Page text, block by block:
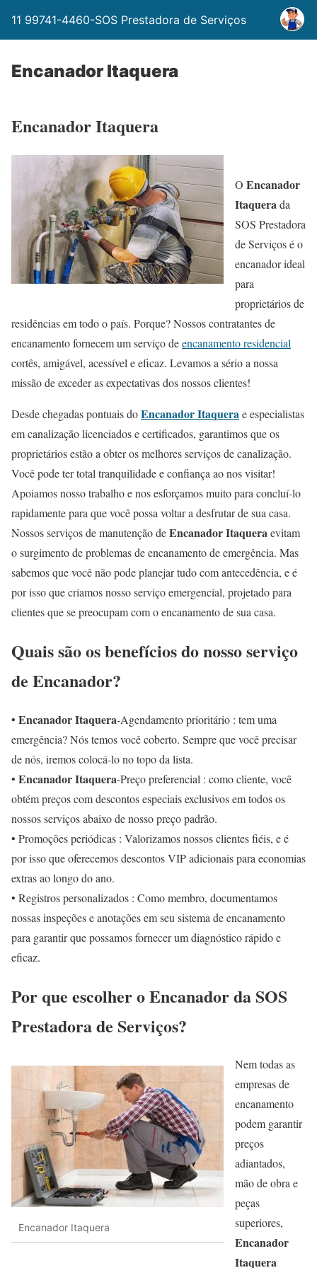
11 99741-4460-SOS Prestadora de Serviços
Encanador Itaquera
Encanador Itaquera
O Encanador
Itaquerada
SOS Prestadora
de Serviços é o
encanador ideal
para
proprietários de
residências em todo o país. Porque? Nossos contratantes de
encanamento fornecem um serviço deencanamento residencial
cortês, amigável, acessível e eficaz. Levamos a sério a nossa
missão de exceder as expectativas dos nossos clientes!
Desde chegadas pontuais doEncanador Itaquerae especialistas
em canalização licenciados e certificados, garantimos que os
proprietários estão a obter os melhores serviços de canalização.
Você pode ter total tranquilidade e confiança ao nos visitar!
Apoiamos nosso trabalho e nos esforçamos muito para concluí-lo
rapidamente para que você possa voltar a desfrutar de sua casa.
Nossos serviços de manutenção deEncanador Itaqueraevitam
o surgimento de problemas de encanamento de emergência. Mas
sabemos que você não pode planejar tudo com antecedência, e é
por isso que criamos nosso serviço emergencial, projetado para
clientes que se preocupam com o encanamento de sua casa.
Quais são os benefícios do nosso serviço
de Encanador?
• Encanador Itaquera-Agendamento prioritário : tem uma
emergência? Nós temos você coberto. Sempre que você precisar
de nós, iremos colocá-lo no topo da lista.
• Encanador Itaquera-Preço preferencial : como cliente, você
obtém preços com descontos especiais exclusivos em todos os
nossos serviços abaixo de nosso preço padrão.
• Promoções periódicas : Valorizamos nossos clientes fiéis, e é
por isso que oferecemos descontos VIP adicionais para economias
extras ao longo do ano.
• Registros personalizados : Como membro, documentamos
nossas inspeções e anotações em seu sistema de encanamento
para garantir que possamos fornecer um diagnóstico rápido e
eficaz.
Por que escolher o Encanador da SOS
Prestadora de Serviços?
Encanador Itaquera
Nem todas as
empresas de
encanamento
podem garantir
preços
adiantados,
mão de obra e
peças
superiores,
Encanador
Itaquera